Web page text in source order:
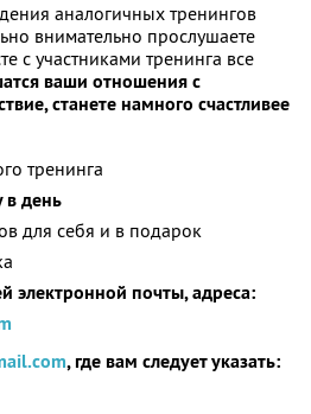
аналогичных тренингов
внимательно прослушаете
с участниками тренинга все
ваши отношения с
станете намного счастливее
тренинга
в день
для себя и в подарок
электронной почты, адреса:
, где вам следует указать: